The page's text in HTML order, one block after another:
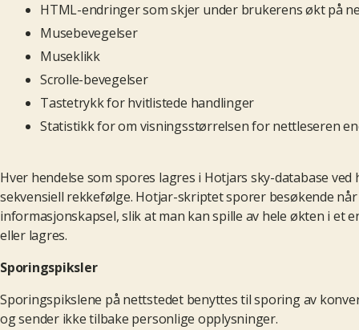
HTML-endringer som skjer under brukerens økt på
Musebevegelser
Museklikk
Scrolle-bevegelser
Tastetrykk for hvitlistede handlinger
Statistikk for om visningsstørrelsen for nettleseren
Hver hendelse som spores lagres i Hotjars sky-database
sekvensiell rekkefølge. Hotjar-skriptet sporer besøkende
informasjonskapsel, slik at man kan spille av hele økten i
eller lagres.
Sporingspiksler
Sporingspikslene på nettstedet benyttes til sporing av
og sender ikke tilbake personlige opplysninger.